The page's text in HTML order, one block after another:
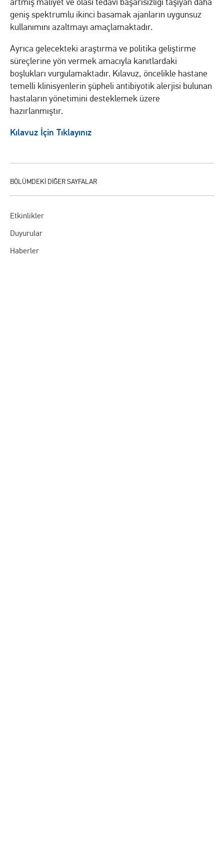
Etkinlikler
Duyurular
Haberler
artmış maliyet ve olası tedavi başarısızlığı taşıyan daha
geniş spektrumlu ikinci basamak ajanların uygunsuz
kullanımını azaltmayı amaçlamaktadır.
Ayrıca gelecekteki araştırma ve politika geliştirme
süreçlerine yön vermek amacıyla kanıtlardaki
boşlukları vurgulamaktadır. Kılavuz, öncelikle hastane
temelli klinisyenlerin şüpheli antibiyotik alerjisi bulunan
hastaların yönetimini desteklemek üzere
hazırlanmıştır.
Kılavuz İçin Tıklayınız